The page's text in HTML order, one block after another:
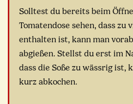
Solltest du bereits beim
Tomatendose sehen, dass zu
enthalten ist, kann man
abgießen. Stellst du erst im
dass die Soße zu wässrig ist,
kurz abkochen.